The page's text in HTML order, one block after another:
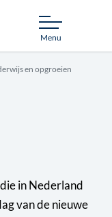
Menu
en opgroeien
in Nederland
van de nieuwe